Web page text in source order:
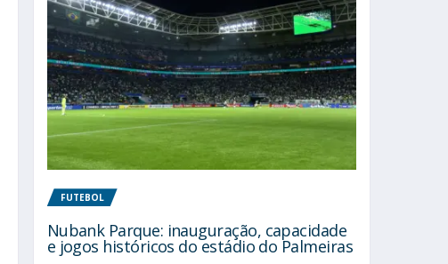
FUTEBOL
Nubank Parque: inauguração, capacidade
e jogos históricos do estádio do Palmeiras